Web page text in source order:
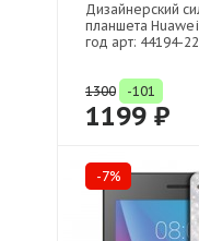
Дизайнерский
планшета
год арт: 44194-
1300 -101
1199 ₽
-7%